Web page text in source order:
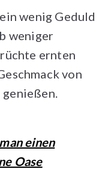
wenig Geduld
weniger
ernten
von
einen
Oase